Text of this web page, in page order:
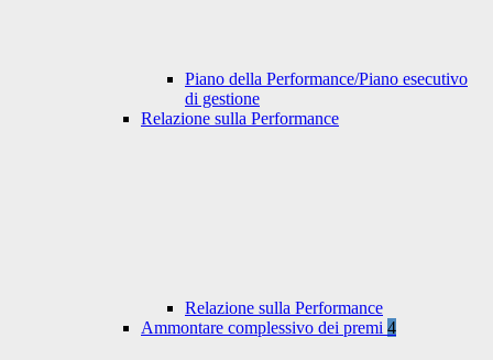
Piano della Performance/Piano esecutivo
di gestione
Relazione sulla Performance
Relazione sulla Performance
Ammontare complessivo dei premi 4